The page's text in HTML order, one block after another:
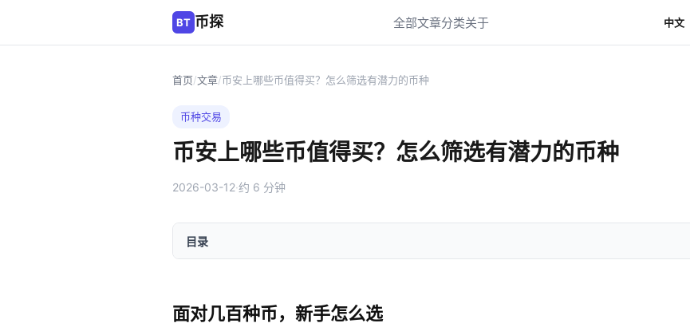
BT 币探 全部文章分类关于 中文
首页/文章/币安上哪些币值得买？怎么筛选有潜力的币种
币种交易
币安上哪些币值得买？怎么筛选有潜力的币种
2026-03-12·约 6 分钟
目录
面对几百种币，新手怎么选